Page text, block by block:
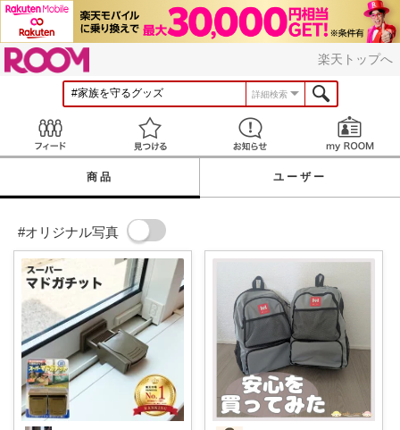
楽天トップへ
詳細検索
見つける お知らせ
商品 ユーザー
#オリジナル写真